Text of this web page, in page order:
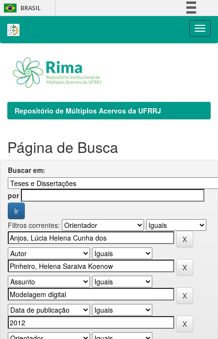
Skip
navigation
BRASIL
Repositório de Múltiplos Acervos da UFRRJ
Página de Busca
Buscar em:
por
Filtros correntes: